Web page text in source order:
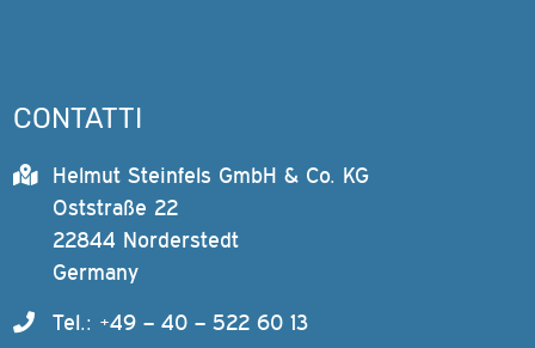
CONTATTI
Helmut Steinfels GmbH & Co. KG
Oststraße 22
22844 Norderstedt
Germany
Tel.: +49 – 40 – 522 60 13